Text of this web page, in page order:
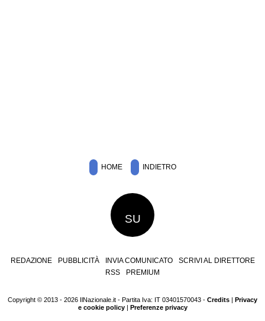
HOME INDIETRO
SU
REDAZIONE PUBBLICITÀ INVIA COMUNICATO
SCRIVI AL DIRETTORE
RSS
PREMIUM
Copyright © 2013 - 2026 IlNazionale.it - Partita Iva: IT 03401570043 - Credits | Privacy
e cookie policy| Preferenze privacy